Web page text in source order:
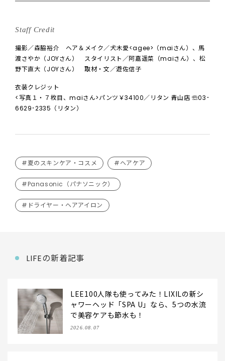
Staff Credit
撮影／森脇裕介 ヘア＆メイク／犬木愛<agee>（maiさん）、馬
渡さやか（JOYさん） スタイリスト／阿嘉遥菜（maiさん）、松
野下直大（JOYさん） 取材・文／遊佐信子
衣装クレジット
<写真１・７枚目、maiさん>パンツ￥34100／リタン 青山店 ☏03･
6629･2335（リタン）
#夏のスキンケア・コスメ #ヘアケア
#Panasonic（パナソニック）
#ドライヤー・ヘアアイロン
LIFEの新着記事
LEE100人隊も使ってみた！LIXILの新シ
ャワーヘッド「SPA U」なら、5つの水流
で美容ケアも節水も！
2026.08.07